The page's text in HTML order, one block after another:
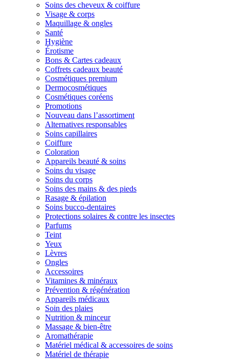
Soins des cheveux & coiffure
Visage & corps
Maquillage & ongles
Santé
Hygiène
Érotisme
Bons & Cartes cadeaux
Coffrets cadeaux beauté
Cosmétiques premium
Dermocosmétiques
Cosmétiques coréens
Promotions
Nouveau dans l’assortiment
Alternatives responsables
Soins capillaires
Coiffure
Coloration
Appareils beauté & soins
Soins du visage
Soins du corps
Soins des mains & des pieds
Rasage & épilation
Soins bucco-dentaires
Protections solaires & contre les insectes
Parfums
Teint
Yeux
Lèvres
Ongles
Accessoires
Vitamines & minéraux
Prévention & régénération
Appareils médicaux
Soin des plaies
Nutrition & minceur
Massage & bien-être
Aromathérapie
Matériel médical & accessoires de soins
Matériel de thérapie